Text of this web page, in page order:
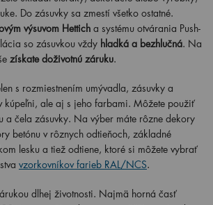
Do zásuvky sa zmestí všetko ostatné.
výsuvom Hettich a systému otvárania Push-
so zásuvkou vždy hladká a bezhlučná. Na
získate doživotnú záruku.
s rozmiestnením umývadla, zásuvky a
kúpeľni, ale aj s jeho farbami. Môžete použiť
a čela zásuvky. Na výber máte rôzne dekory
betónu v rôznych odtieňoch, základné
lesku a tiež odtiene, ktoré si môžete vybrať
vzorkovníkov farieb RAL/NCS.
dlhej životnosti. Najmä horná časť